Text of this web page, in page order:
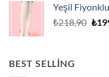
Yeşil
₺218,90 ₺
BEST SELLING